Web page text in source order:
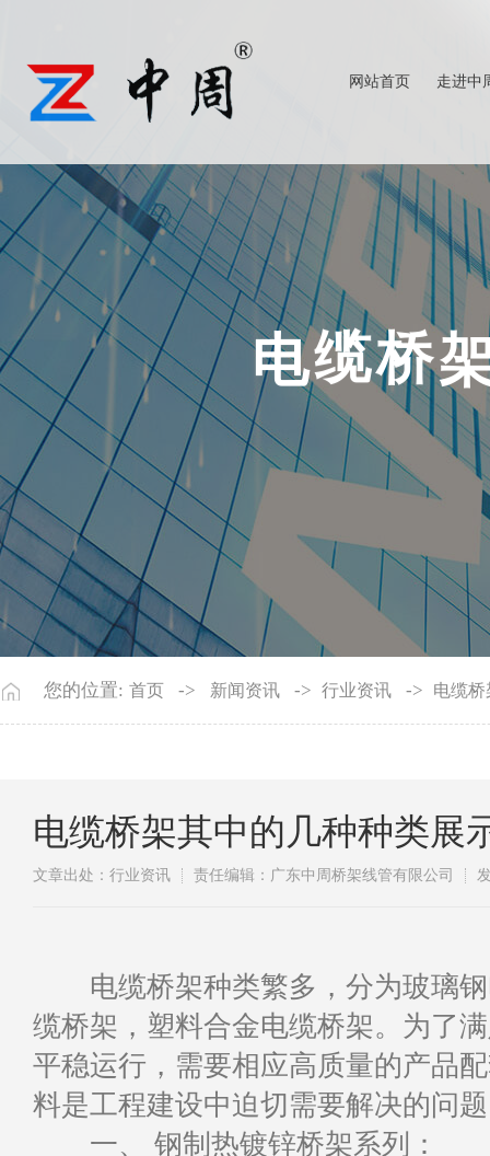
网站首页 走进中
查看更多 查看更多
电缆桥
您的位置: 首页 -> 新闻资讯 -> 行业资讯 -> 电缆
电缆桥架其中的几种种类展
文章出处：行业资讯 责任编辑：广东中周桥架线管有限公司
电缆桥架种类繁多，分为玻璃钢
缆桥架，塑料合金电缆桥架。为了
平稳运行，需要相应高质量的产品
料是工程建设中迫切需要解决的问
一、 钢制热镀锌桥架系列：